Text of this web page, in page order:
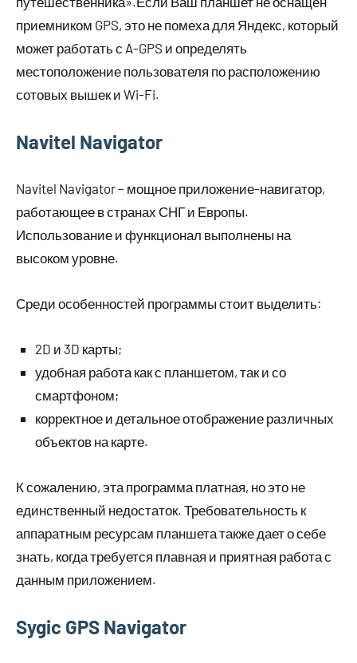
приемником GPS, это не помеха для Яндекс, который
может работать с A-GPS и определять
местоположение пользователя по расположению
сотовых вышек и Wi-Fi.
Navitel Navigator
Navitel Navigator – мощное приложение-навигатор,
работающее в странах СНГ и Европы.
Использование и функционал выполнены на
высоком уровне.
Среди особенностей программы стоит выделить:
2D и 3D карты;
удобная работа как с планшетом, так и со
смартфоном;
корректное и детальное отображение различных
объектов на карте.
К сожалению, эта программа платная, но это не
единственный недостаток. Требовательность к
аппаратным ресурсам планшета также дает о себе
знать, когда требуется плавная и приятная работа с
данным приложением.
Sygic GPS Navigator